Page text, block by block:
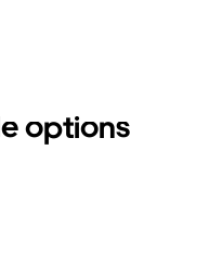
options